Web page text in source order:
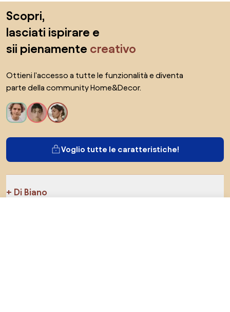
Scopri,
lasciati ispirare e
sii pienamente creativo
Ottieni l'accesso a tutte le funzionalità e diventa
parte della community Home&Decor.
Voglio tutte le caratteristiche!
Di Biano